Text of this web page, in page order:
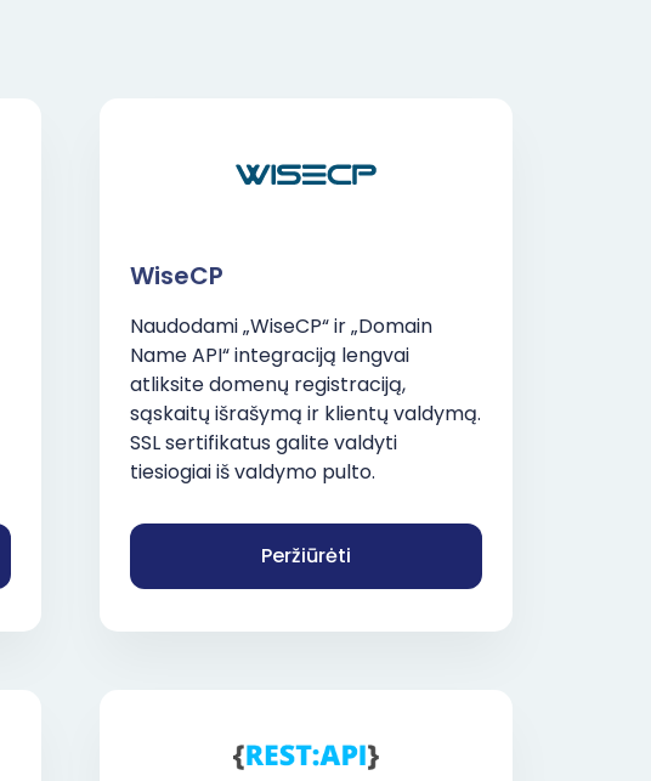
WiseCP
Naudodami „WiseCP“ ir „Domain
Name API“ integraciją lengvai
atliksite domenų registraciją,
sąskaitų išrašymą ir klientų valdymą.
SSL sertifikatus galite valdyti
tiesiogiai iš valdymo pulto.
Peržiūrėti